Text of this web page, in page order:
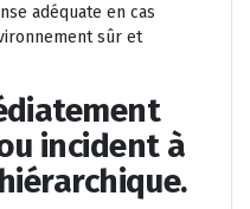
adéquate en cas
sûr et
incident à